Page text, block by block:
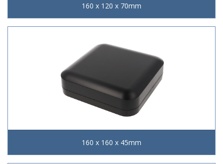
160 x 120 x 70mm
160 x 160 x 45mm